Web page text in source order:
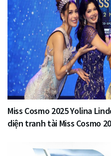
Miss Cosmo 2025 Yolina
diện tranh tài Miss Cosmo